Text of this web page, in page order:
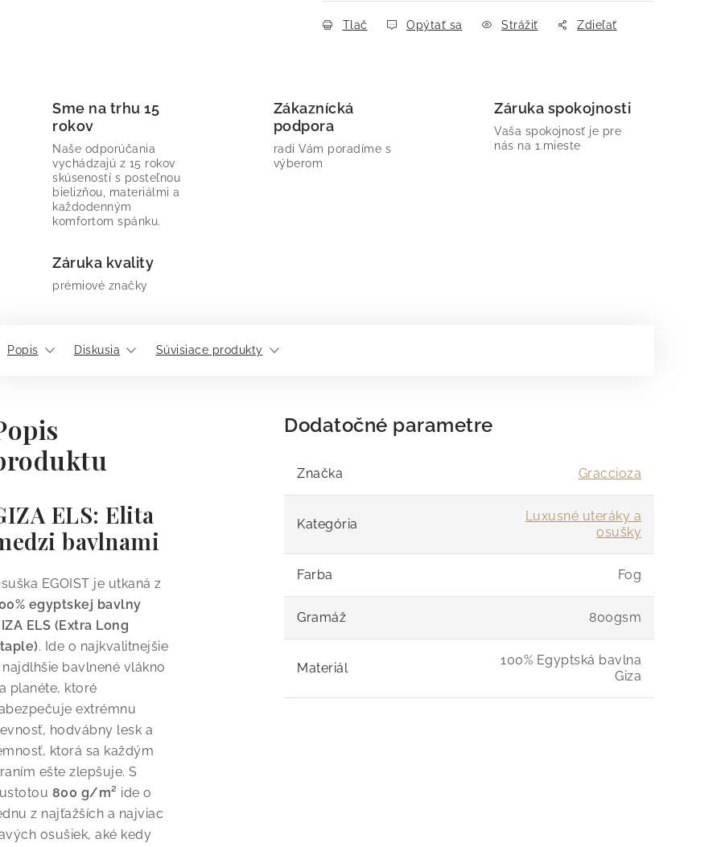
Tlač Opýtať sa Strážiť Zdieľať
Sme na trhu 15
rokov
Naše odporúčania
vychádzajú z 15 rokov
skúseností s posteľnou
bielizňou, materiálmi a
každodenným
komfortom spánku.
Zákaznícká
podpora
radi Vám poradíme s
výberom
Záruka spokojnosti
Vaša spokojnosť je pre
nás na 1.mieste
Záruka kvality
prémiové značky
Popis Diskusia Súvisiace produkty
ELS: Elita
bavlnami
EGOIST je utkaná z
egyptskej bavlny
ELS (Extra Long
. Ide o najkvalitnejšie
najdlhšie bavlnené vlákno
planéte, ktoré
extrémnu
hodvábny lesk a
ktorá sa každým
ešte zlepšuje. S
800 g/m² ide o
z najťažších a najviac
osušiek, aké kedy
Dodatočné parametre
Značka Graccioza
Kategória
Luxusné uteráky a
osušky
Farba Fog
Gramáž 800gsm
Materiál
100% Egyptská bavlna
Giza